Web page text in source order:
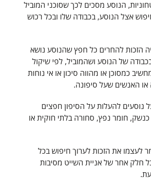
הנוסע מסכים לכך שסוכני המוביל
אצל הנוסע, בכבודה שלו ובכל רכוש
הזכות להחרים כל חפץ שהנוסע נושא
של הנוסע ושהמוביל, לפי שיקול
כמסוכן או מהווה סיכון או אי נוחות
או האנשים שעל סיפונה.
על נוסעים להעלות על הסיפון חפצים
חומר נפץ, סחורה בלתי חוקית או
לעצמו את הזכות לערוך חיפוש בכל
חלק אחר של אניית השייט מסיבות